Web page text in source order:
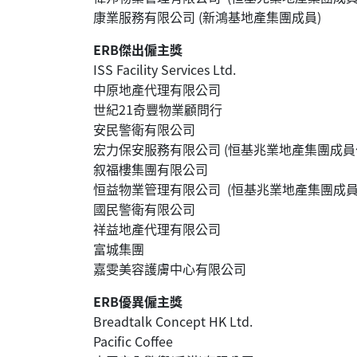
康業服務有限公司 (新鴻基地產集團成員)
ERB傑出僱主獎
ISS Facility Services Ltd.
中原地產代理有限公司
世紀21奇豐物業顧問行
安民警衛有限公司
宏力保安服務有限公司 (恒基兆業地產集團成
叙福樓集團有限公司
恒益物業管理有限公司 (恒基兆業地產集團成
國民警衛有限公司
祥益地產代理有限公司
富城集團
嘉雯美容護膚中心有限公司
ERB優異僱主獎
Breadtalk Concept HK Ltd.
Pacific Coffee